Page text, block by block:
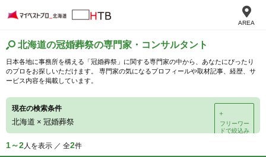
AREA
北海道の冠婚葬祭の専門家・コンサルタント
日本各地に事務所を構える「冠婚葬祭」に関する専門家の中から、あなたにぴったり
のプロをお探しいただけます。 専門家の気になるプロフィールや取材記事、経歴、サ
ービス内容を掲載しています。
現在の検索条件
北海道 × 冠婚葬祭
＋
フリーワー
ドで絞込み
1～2人を表示 ／ 全2件